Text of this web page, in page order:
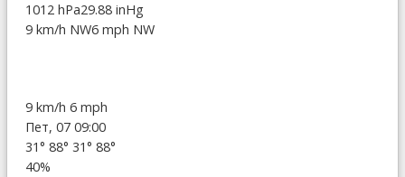
1012 hPa29.88 inHg
9 km/h NW6 mph NW
9 km/h 6 mph
Пет, 07 09:00
31° 88° 31° 88°
40%